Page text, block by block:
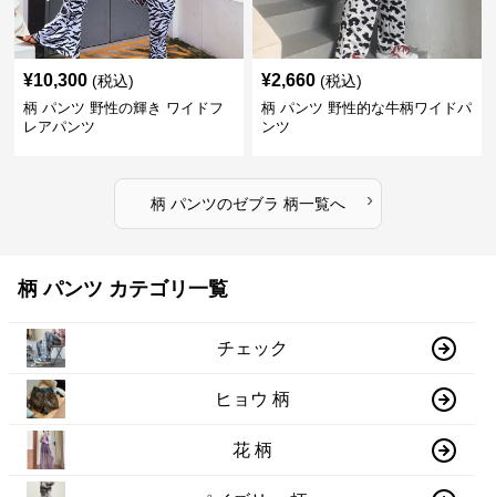
¥10,300 (税込)
柄 パンツ 野性の輝き ワイドフ
レアパンツ
¥2,660 (税込)
柄 パンツ 野性的な牛柄ワイドパ
ンツ
柄 パンツのゼブラ 柄一覧へ ›
柄 パンツ カテゴリ一覧
チェック
ヒョウ 柄
花 柄